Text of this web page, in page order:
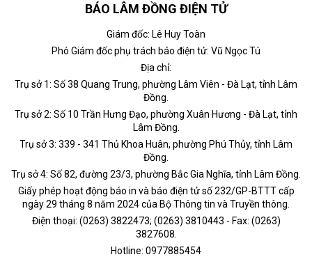
BÁO LÂM ĐỒNG ĐIỆN TỬ
Giám đốc: Lê Huy Toàn
Phó Giám đốc phụ trách báo điện tử: Vũ Ngọc Tú
Địa chỉ:
Trụ sở 1: Số 38 Quang Trung, phường Lâm Viên - Đà Lạt, tỉnh Lâm
Đồng.
Trụ sở 2: Số 10 Trần Hưng Đạo, phường Xuân Hương - Đà Lạt, tỉnh
Lâm Đồng.
Trụ sở 3: 339 - 341 Thủ Khoa Huân, phường Phú Thủy, tỉnh Lâm
Đồng.
Trụ sở 4: Số 82, đường 23/3, phường Bắc Gia Nghĩa, tỉnh Lâm Đồng.
Giấy phép hoạt động báo in và báo điện tử số 232/GP-BTTT cấp
ngày 29 tháng 8 năm 2024 của Bộ Thông tin và Truyền thông.
Điện thoại: (0263) 3822473; (0263) 3810443 - Fax: (0263)
3827608.
Hotline: 0977885454